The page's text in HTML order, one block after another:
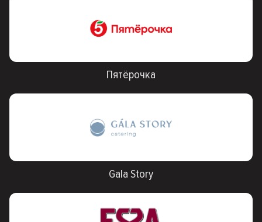
Пятёрочка
Gala Story